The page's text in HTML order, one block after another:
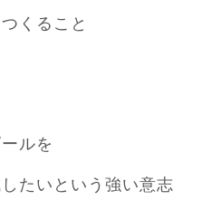
くること
ルを
たいという強い意志